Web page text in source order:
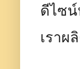
ดีไซ
เรา